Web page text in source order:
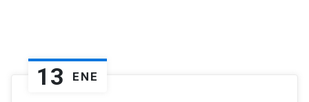
13 ENE